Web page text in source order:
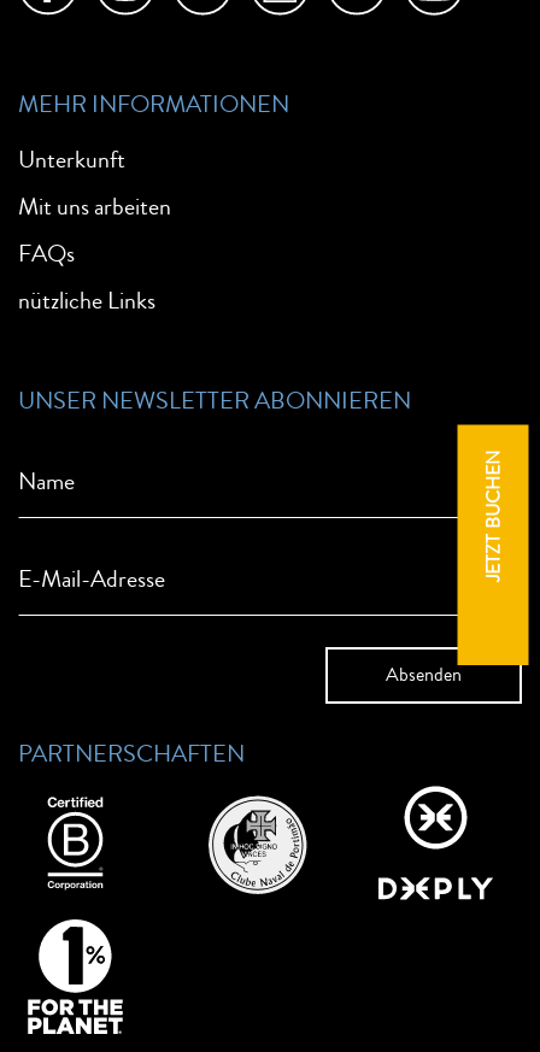
JETZT BUCHEN
MEHR INFORMATIONEN
Unterkunft
Mit uns arbeiten
FAQs
nützliche Links
UNSER NEWSLETTER ABONNIEREN
Name
E-Mail-Adresse
PARTNERSCHAFTEN